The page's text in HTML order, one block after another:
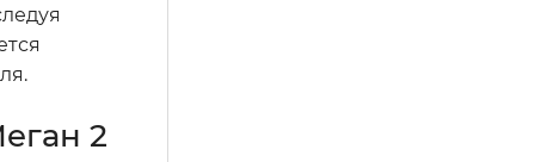
2